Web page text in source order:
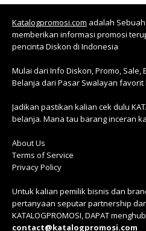
Katalogpromosi.com adalah
memberikan informasi promosi
pencinta Diskon di Indonesia
Mulai dari Info Diskon, Promo, Sale,
Belanja dari Pasar Swalayan
Jadikan pastikan kalian cek dulu
belanja. Mana tau barang inceran
About Us
Terms of Service
Privacy Policy
Untuk kalian pemilik bisnis dan
pertanyaan seputar partnership
KATALOGPROMOSI, DAPAT
contact@katalogpromosi.com